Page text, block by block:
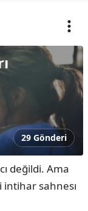
29 Gönderi
değildi. Ama
intihar sahnesı